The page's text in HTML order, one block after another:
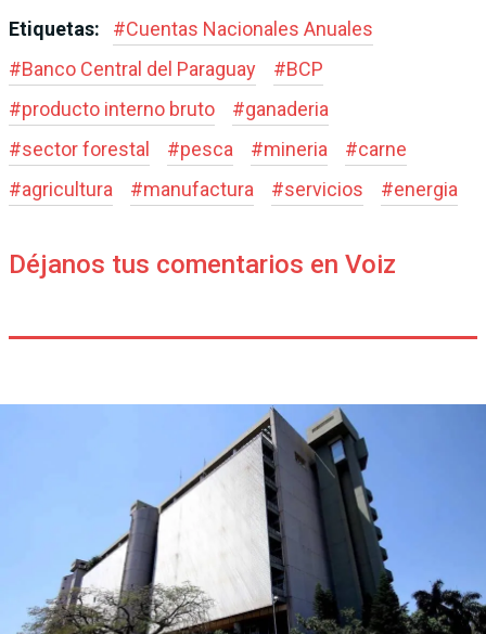
Etiquetas: #Cuentas Nacionales Anuales
#Banco Central del Paraguay #BCP
#producto interno bruto #ganaderia
#sector forestal #pesca #mineria #carne
#agricultura #manufactura #servicios #energia
Déjanos tus comentarios en Voiz